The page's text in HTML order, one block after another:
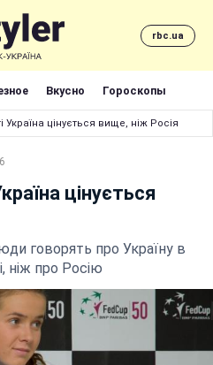
rbc.ua
Вкусно Гороскопы
Україна цінується вище, ніж Росія
цінується
говорять про Україну в
ніж про Росію